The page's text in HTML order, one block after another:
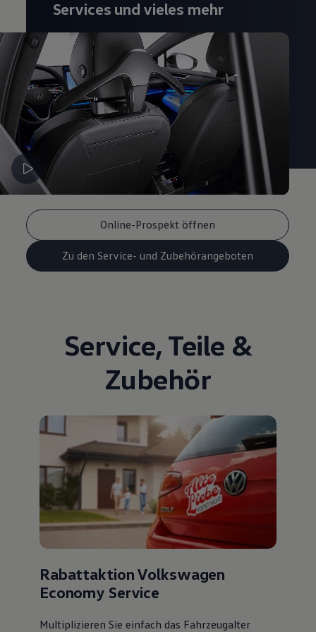
Magazin
Transport
Familie
Elektromobilität
Volkswagen R
Pannen- und Unfallhilfe
Volkswagen Kundenbetreuung
Online-Prospekt öffnen
Zu den Service- und Zubehörangeboten
Services und vieles mehr
Service, Teile &
Zubehör
Rabattaktion Volkswagen
Economy Service
Multiplizieren Sie einfach das Fahrzeugalter